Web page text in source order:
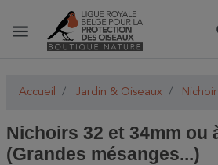
menu
Accueil Jardin & Oiseaux
Nichoirs 32 et 34mm ou
(Grandes mésanges...)